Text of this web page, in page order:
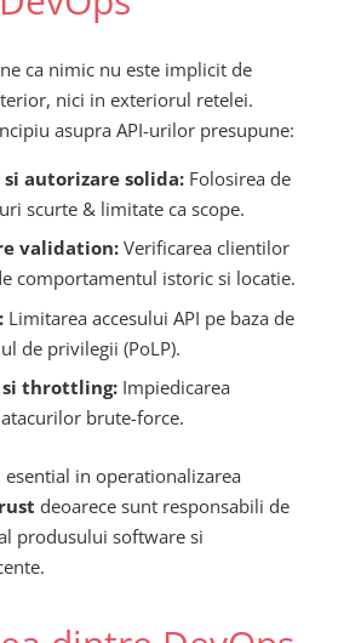
ca nimic nu este implicit de
nici in exteriorul retelei.
asupra API-urilor presupune:
autorizare solida:Folosirea de
scurte & limitate ca scope.
validation:Verificarea clientilor
comportamentul istoric si locatie.
Limitarea accesului API pe baza de
de privilegii (PoLP).
throttling:Impiedicarea
brute-force.
in operationalizarea
deoarece sunt responsabili de
produsului software si